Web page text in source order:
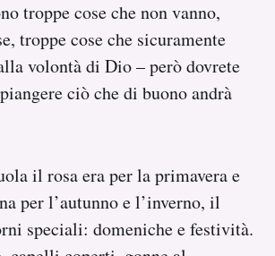
troppe cose che non vanno,
troppe cose che sicuramente
volontà di Dio – però dovrete
ciò che di buono andrà
il rosa era per la primavera e
per l’autunno e l’inverno, il
speciali: domeniche e festività.